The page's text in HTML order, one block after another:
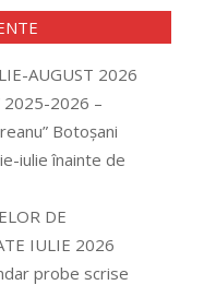
AUGUST 2026
2025-2026 –
Botoșani
iulie înainte de
DE
IULIE 2026
probe scrise